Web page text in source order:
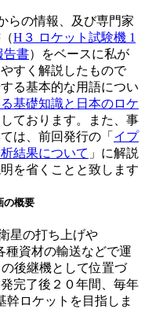
らの情報、及び専門家
H３ ロケット試験機 1
告書）をベースに私が
すく解説したもので
る基本的な用語につい
基礎知識と日本のロケ
ております。また、事
は、前回発行の「 イプ
結果について 」に解説
を省くことと致します
の概要
星の打ち上げや
種資材の輸送などで運
後継機として位置づ
完了後２０年間、毎年
幹ロケットを目指しま